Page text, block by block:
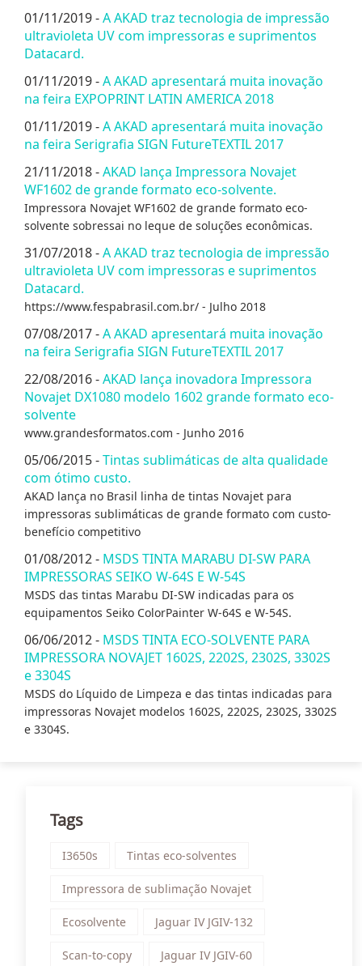
01/11/2019 -A AKAD traz tecnologia de impressão
ultravioleta UV com impressoras e suprimentos
Datacard.
01/11/2019 -A AKAD apresentará muita inovação
na feira EXPOPRINT LATIN AMERICA 2018
01/11/2019 -A AKAD apresentará muita inovação
na feira Serigrafia SIGN FutureTEXTIL 2017
21/11/2018 -AKAD lança Impressora Novajet
WF1602 de grande formato eco-solvente.
Impressora Novajet WF1602 de grande formato eco-
solvente sobressai no leque de soluções econômicas.
31/07/2018 -A AKAD traz tecnologia de impressão
ultravioleta UV com impressoras e suprimentos
Datacard.
https://www.fespabrasil.com.br/ - Julho 2018
07/08/2017 -A AKAD apresentará muita inovação
na feira Serigrafia SIGN FutureTEXTIL 2017
22/08/2016 -AKAD lança inovadora Impressora
Novajet DX1080 modelo 1602 grande formato eco-
solvente
www.grandesformatos.com - Junho 2016
05/06/2015 -Tintas sublimáticas de alta qualidade
com ótimo custo.
AKAD lança no Brasil linha de tintas Novajet para
impressoras sublimáticas de grande formato com custo-
benefício competitivo
01/08/2012 - MSDS TINTA MARABU DI-SW PARA
IMPRESSORAS SEIKO W-64S E W-54S
MSDS das tintas Marabu DI-SW indicadas para os
equipamentos Seiko ColorPainter W-64S e W-54S.
06/06/2012 - MSDS TINTA ECO-SOLVENTE PARA
IMPRESSORA NOVAJET 1602S, 2202S, 2302S, 3302S
e 3304S
MSDS do Líquido de Limpeza e das tintas indicadas para
impressoras Novajet modelos 1602S, 2202S, 2302S, 3302S
e 3304S.
Tags
I3650s Tintas eco-solventes
Impressora de sublimação Novajet
Ecosolvente Jaguar IV JGIV-132
Scan-to-copy Jaguar IV JGIV-60